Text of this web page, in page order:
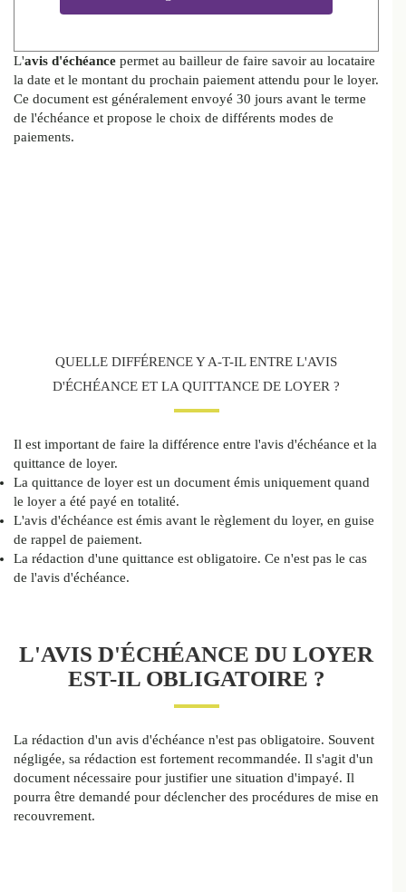
L'avis d'échéance permet au bailleur de faire savoir au locataire
la date et le montant du prochain paiement attendu pour le loyer.
Ce document est généralement envoyé 30 jours avant le terme
de l'échéance et propose le choix de différents modes de
paiements.
QUELLE DIFFÉRENCE Y A-T-IL ENTRE L'AVIS
D'ÉCHÉANCE ET LA QUITTANCE DE LOYER ?
Il est important de faire la différence entre l'avis d'échéance et la
quittance de loyer.
La quittance de loyer est un document émis uniquement quand
le loyer a été payé en totalité.
L'avis d'échéance est émis avant le règlement du loyer, en guise
de rappel de paiement.
La rédaction d'une quittance est obligatoire. Ce n'est pas le cas
de l'avis d'échéance.
L'AVIS D'ÉCHÉANCE DU LOYER
EST-IL OBLIGATOIRE ?
La rédaction d'un avis d'échéance n'est pas obligatoire. Souvent
négligée, sa rédaction est fortement recommandée. Il s'agit d'un
document nécessaire pour justifier une situation d'impayé. Il
pourra être demandé pour déclencher des procédures de mise en
recouvrement.